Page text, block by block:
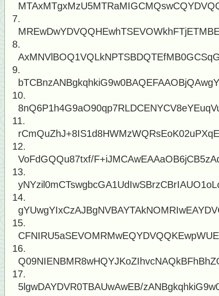
VoFdGQQu87txf/
5lgwDAYDVR0TBAUwAwEB/